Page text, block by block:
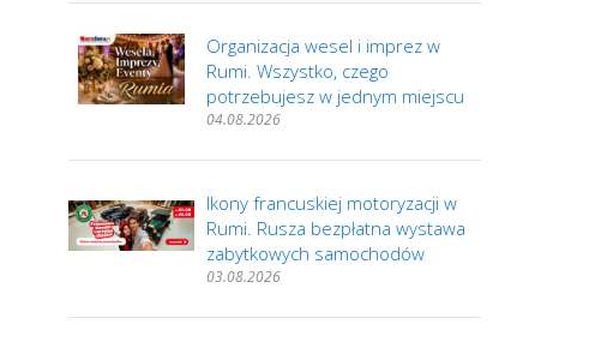
Organizacja wesel i imprez w
Rumi. Wszystko, czego
potrzebujesz w jednym miejscu
04.08.2026
Ikony francuskiej motoryzacji w
Rumi. Rusza bezpłatna wystawa
zabytkowych samochodów
03.08.2026